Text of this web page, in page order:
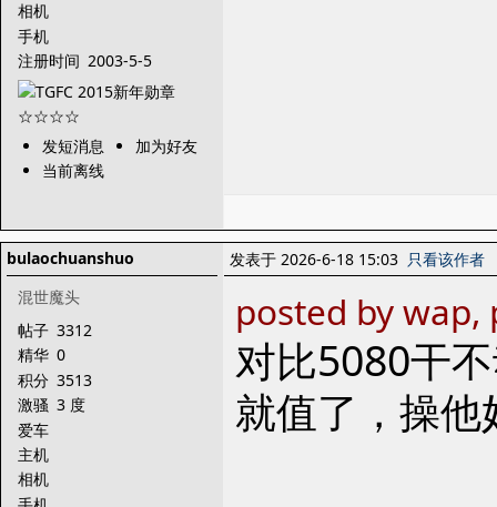
相机
手机
注册时间 2003-5-5
发短消息
加为好友
当前离线
bulaochuanshuo
混世魔头
帖子 3312
精华 0
积分 3513
激骚 3 度
爱车
主机
相机
发表于 2026-6-18 15:03 只看该作者
posted by
对比5080干
就值了，操